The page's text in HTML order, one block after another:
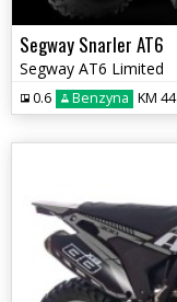
Segway Snarler AT6
Segway AT6 Limited
0.6 Benzyna KM 44